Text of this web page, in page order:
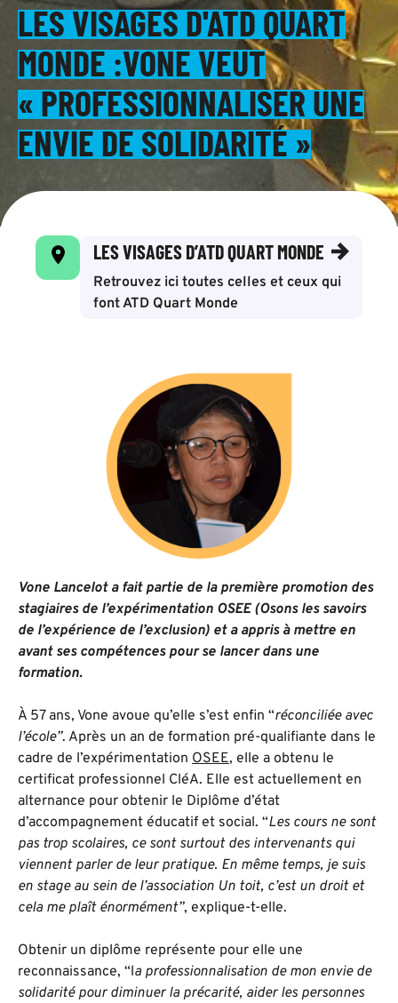
LES VISAGES D'ATD QUART
MONDE :VONE VEUT
« PROFESSIONNALISER UNE
ENVIE DE SOLIDARITÉ »
LES VISAGES D’ATD QUART MONDE
Retrouvez ici toutes celles et ceux qui
font ATD Quart Monde
Vone Lancelot a fait partie de la première promotion des
stagiaires de l’expérimentation OSEE (Osons les savoirs
de l’expérience de l’exclusion) et a appris à mettre en
avant ses compétences pour se lancer dans une
formation.
À 57 ans, Vone avoue qu’elle s’est enfin “réconciliée avec
l’école”. Après un an de formation pré-qualifiante dans le
cadre de l’expérimentation OSEE, elle a obtenu le
certificat professionnel CléA. Elle est actuellement en
alternance pour obtenir le Diplôme d’état
d’accompagnement éducatif et social. “Les cours ne sont
pas trop scolaires, ce sont surtout des intervenants qui
viennent parler de leur pratique. En même temps, je suis
en stage au sein de l’association Un toit, c’est un droit et
cela me plaît énormément”, explique-t-elle.
Obtenir un diplôme représente pour elle une
reconnaissance, “la professionnalisation de mon envie de
solidarité pour diminuer la précarité, aider les personnes